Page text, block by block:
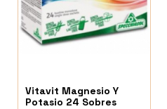
Vitavit Magnesio Y
Potasio 24 Sobres